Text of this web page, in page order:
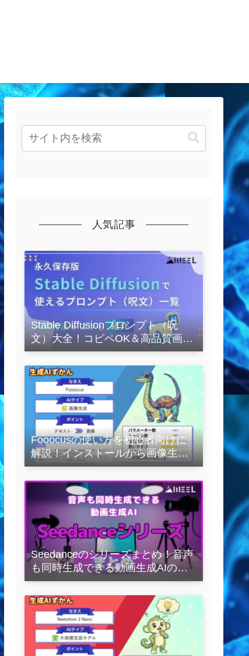
人気記事
Stable Diffusionプロンプト（呪
文）大全！コピペOK＆高品質画像
を作るコツの完全保存版
Fooocusの使い方を初心者向けに
解説！インストールから画像生成
の実践まで紹介
Seedanceのシリーズまとめ！音声
も同時生成できる動画生成AIの全
容を解説